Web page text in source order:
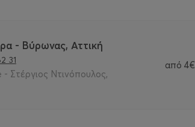
- Βύρωνας, Αττική
31
Στέργιος Ντινόπουλος,
από 4€